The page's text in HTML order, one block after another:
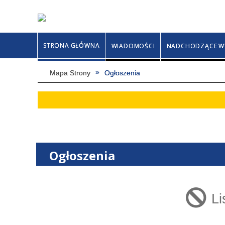
STRONA GŁÓWNA WIADOMOŚCI NADCHODZĄCE
Mapa Strony Ogłoszenia
Ogłoszenia